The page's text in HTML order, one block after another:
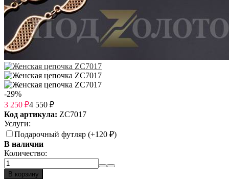
-29%
3 250 ₽4 550 ₽
Код артикула: ZC7017
Услуги:
Подарочный футляр (+120 ₽)
В наличии
Количество:
В корзину